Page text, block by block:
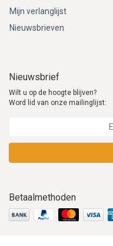
Mijn verlanglijst
Nieuwsbrieven
Nieuwsbrief
Wilt u op de hoogte blijven?
Word lid van onze mailinglijst:
Betaalmethoden